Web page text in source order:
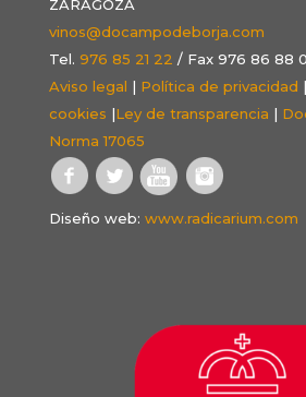
ZARAGOZA
vinos@docampodeborja.com
Tel. 976 85 21 22 / Fax 976 86 88
Aviso legal | Política de privacidad |
cookies |Ley de transparencia |
Norma 17065
Diseño web: www.radicarium.com